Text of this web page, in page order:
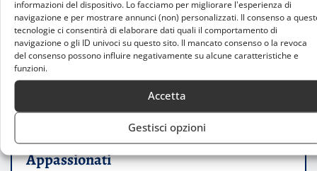
informazioni del dispositivo. Lo facciamo per migliorare l'esperienza di
navigazione e per mostrare annunci (non) personalizzati. Il consenso a
tecnologie ci consentirà di elaborare dati quali il comportamento di
navigazione o gli ID univoci su questo sito. Il mancato consenso o la revoca
del consenso possono influire negativamente su alcune caratteristiche e
funzioni.
Accetta
Gestisci opzioni
Tornei di Muay Thai a Milano nel 2025:
Eventi, Date e Opportunità per Atleti e
Appassionati